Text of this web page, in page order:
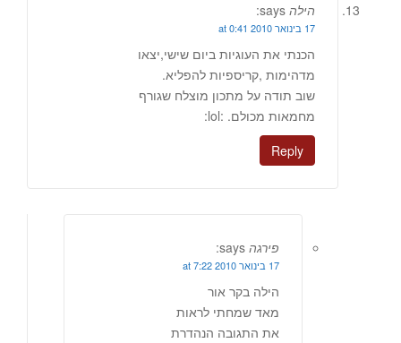
הילה says:
17 בינואר 2010 at 0:41
הכנתי את העוגיות ביום שישי,יצאו
מדהימות ,קריספיות להפליא.
שוב תודה על מתכון מוצלח שגורף
מחמאות מכולם. :lol:
Reply
פירגה says:
17 בינואר 2010 at 7:22
הילה בקר אור
מאד שמחתי לראות
את התגובה הנהדרת